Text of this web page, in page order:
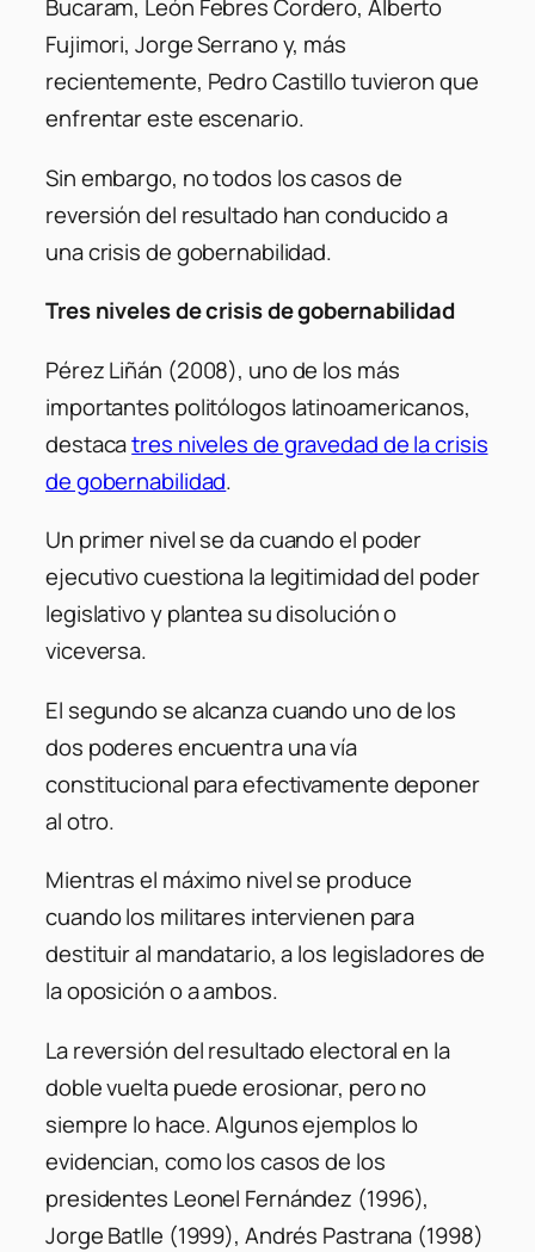
Bucaram, León Febres Cordero, Alberto
Fujimori, Jorge Serrano y, más
recientemente, Pedro Castillo tuvieron que
enfrentar este escenario.
Sin embargo, no todos los casos de
reversión del resultado han conducido a
una crisis de gobernabilidad.
Tres niveles de crisis de gobernabilidad
Pérez Liñán (2008), uno de los más
importantes politólogos latinoamericanos,
destacatres niveles de gravedad de la crisis
de gobernabilidad.
Un primer nivel se da cuando el poder
ejecutivo cuestiona la legitimidad del poder
legislativo y plantea su disolución o
viceversa.
El segundo se alcanza cuando uno de los
dos poderes encuentra una vía
constitucional para efectivamente deponer
al otro.
Mientras el máximo nivel se produce
cuando los militares intervienen para
destituir al mandatario, a los legisladores de
la oposición o a ambos.
La reversión del resultado electoral en la
doble vuelta puede erosionar, pero no
siempre lo hace. Algunos ejemplos lo
evidencian, como los casos de los
presidentes Leonel Fernández (1996),
Jorge Batlle (1999), Andrés Pastrana (1998)